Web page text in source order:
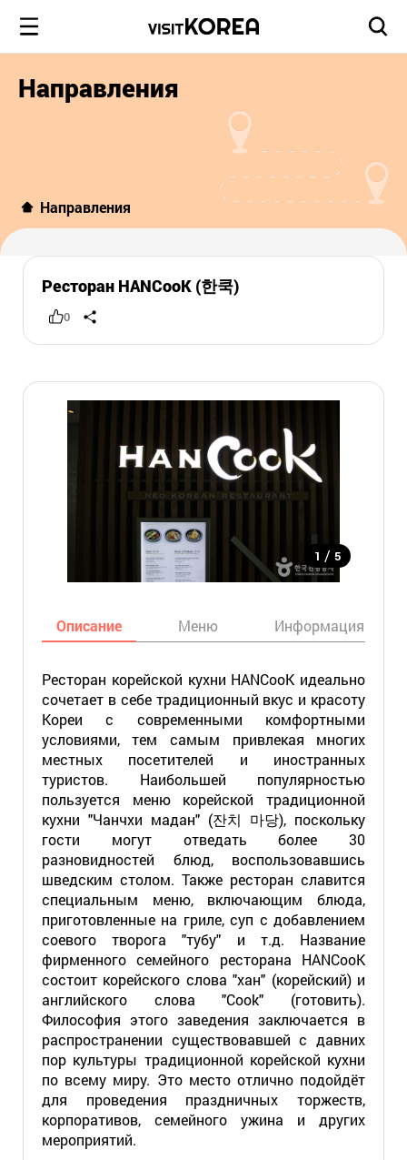
Направления
Направления
Ресторан HANCooK (한쿡)
0
1 / 5
Описание Меню Информация
Ресторан корейской кухни HANCooK идеально
сочетает в себе традиционный вкус и красоту
Кореи с современными комфортными
условиями, тем самым привлекая многих
местных посетителей и иностранных
туристов. Наибольшей популярностью
пользуется меню корейской традиционной
кухни "Чанчхи мадан" (잔치 마당), поскольку
гости могут отведать более 30
разновидностей блюд, воспользовавшись
шведским столом. Также ресторан славится
специальным меню, включающим блюда,
приготовленные на гриле, суп с добавлением
соевого творога "тубу" и т.д. Название
фирменного семейного ресторана HANCooK
состоит корейского слова "хан" (корейский) и
английского слова "Cook" (готовить).
Философия этого заведения заключается в
распространении существовавшей с давних
пор культуры традиционной корейской кухни
по всему миру. Это место отлично подойдёт
для проведения праздничных торжеств,
корпоративов, семейного ужина и других
мероприятий.